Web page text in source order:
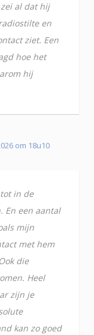
al dat hij
en
ziet. Een
hoe het
hij
om 18u10
in de
En een aantal
mijn
met hem
die
Heel
zijn je
kan zo goed